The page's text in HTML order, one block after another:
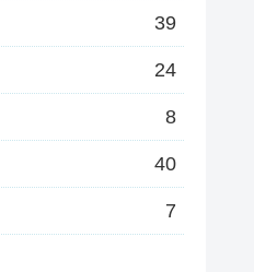
39
24
8
40
7